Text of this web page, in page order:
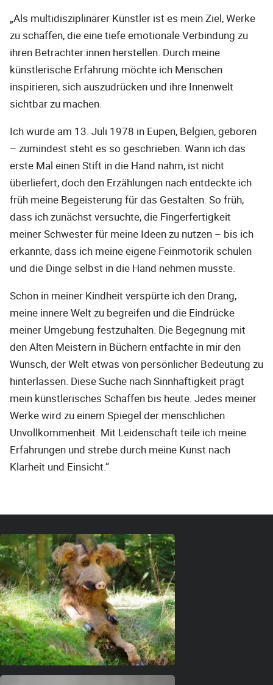
„Als multidisziplinärer Künstler ist es mein Ziel, Werke
zu schaffen, die eine tiefe emotionale Verbindung zu
ihren Betrachter:innen herstellen. Durch meine
künstlerische Erfahrung möchte ich Menschen
inspirieren, sich auszudrücken und ihre Innenwelt
sichtbar zu machen.
Ich wurde am 13. Juli 1978 in Eupen, Belgien, geboren
– zumindest steht es so geschrieben. Wann ich das
erste Mal einen Stift in die Hand nahm, ist nicht
überliefert, doch den Erzählungen nach entdeckte ich
früh meine Begeisterung für das Gestalten. So früh,
dass ich zunächst versuchte, die Fingerfertigkeit
meiner Schwester für meine Ideen zu nutzen – bis ich
erkannte, dass ich meine eigene Feinmotorik schulen
und die Dinge selbst in die Hand nehmen musste.
Schon in meiner Kindheit verspürte ich den Drang,
meine innere Welt zu begreifen und die Eindrücke
meiner Umgebung festzuhalten. Die Begegnung mit
den Alten Meistern in Büchern entfachte in mir den
Wunsch, der Welt etwas von persönlicher Bedeutung zu
hinterlassen. Diese Suche nach Sinnhaftigkeit prägt
mein künstlerisches Schaffen bis heute. Jedes meiner
Werke wird zu einem Spiegel der menschlichen
Unvollkommenheit. Mit Leidenschaft teile ich meine
Erfahrungen und strebe durch meine Kunst nach
Klarheit und Einsicht.“